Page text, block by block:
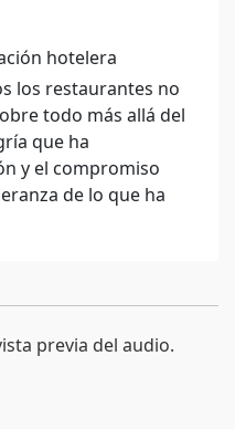
hotelera
los restaurantes no
todo más allá del
que ha
y el compromiso
de lo que ha